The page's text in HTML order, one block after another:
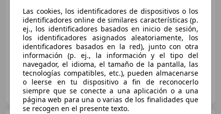
Sin comparación
02/2008 235.000 km Diésel 136 kW (185 CV)
Particular
ES-03530 la Nucia
Las cookies, los identificadores de dispositivos o los
identificadores online de similares características (p.
ej., los identificadores basados en inicio de sesión,
los identificadores asignados aleatoriamente, los
identificadores basados en la red), junto con otra
información (p. ej., la información y el tipo del
navegador, el idioma, el tamaño de la pantalla, las
tecnologías compatibles, etc.), pueden almacenarse
o leerse en tu dispositivo a fin de reconocerlo
siempre que se conecte a una aplicación o a una
página web para una o varias de los finalidades que
se recogen en el presente texto.